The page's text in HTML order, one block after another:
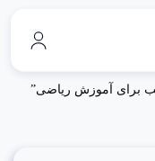
برای آموزش ریاضی”